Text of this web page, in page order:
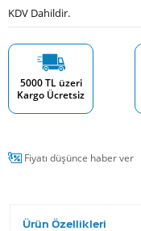
KDV Dahildir.
5000 TL üzeri
Kargo Ücretsiz
Fiyatı düşünce haber ver
Ürün Özellikleri